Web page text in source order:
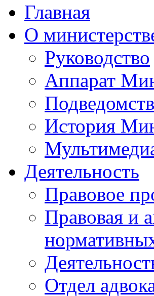
Главная
О
Руководство
Аппарат
История
Деятельность
Правовое
Правовая и
Отдел